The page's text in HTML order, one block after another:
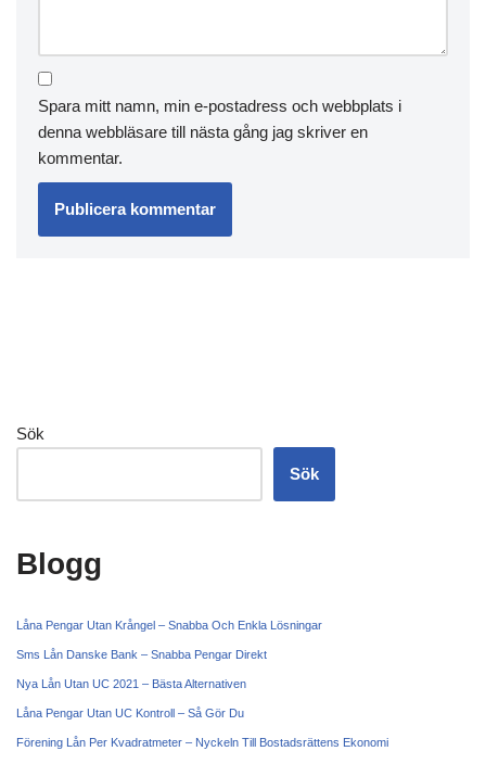
Spara mitt namn, min e-postadress och webbplats i
denna webbläsare till nästa gång jag skriver en
kommentar.
Sök
Sök
Blogg
Låna Pengar Utan Krångel – Snabba Och Enkla Lösningar
Sms Lån Danske Bank – Snabba Pengar Direkt
Nya Lån Utan UC 2021 – Bästa Alternativen
Låna Pengar Utan UC Kontroll – Så Gör Du
Förening Lån Per Kvadratmeter – Nyckeln Till Bostadsrättens Ekonomi